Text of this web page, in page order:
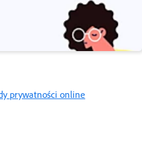
prywatności online